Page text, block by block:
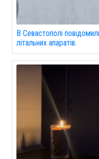
В Севастополі
літальних апаратів.